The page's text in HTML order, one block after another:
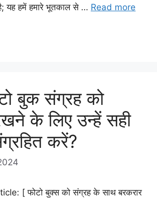
यह हमें हमारे भूतकाल से … Read more
बुक संग्रह को
के लिए उन्हें सही
करें?
[ फोटो बुक्स को संग्रह के साथ बरकरार